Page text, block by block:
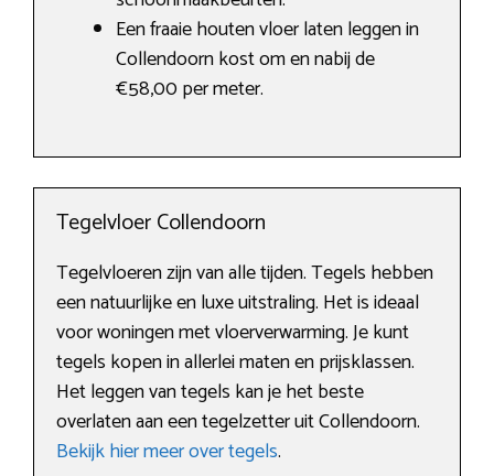
Een fraaie houten vloer laten leggen in
Collendoorn kost om en nabij de
€58,00 per meter.
Tegelvloer Collendoorn
Tegelvloeren zijn van alle tijden. Tegels hebben
een natuurlijke en luxe uitstraling. Het is ideaal
voor woningen met vloerverwarming. Je kunt
tegels kopen in allerlei maten en prijsklassen.
Het leggen van tegels kan je het beste
overlaten aan een tegelzetter uit Collendoorn.
Bekijk hier meer over tegels.